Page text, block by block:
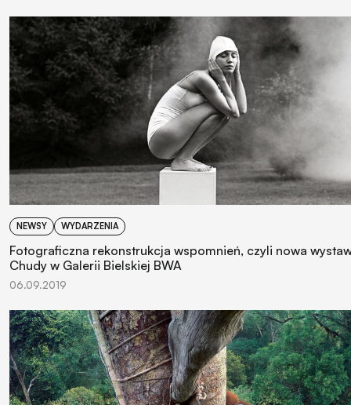
NEWSY WYDARZENIA
Fotograficzna rekonstrukcja wspomnień, czyli nowa
Chudy w Galerii Bielskiej BWA
06.09.2019